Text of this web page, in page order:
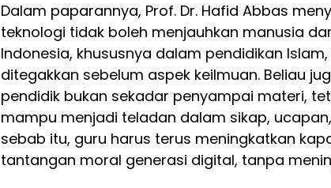
Dalam paparannya, Prof. Dr. Hafid Abbas
teknologi tidak boleh menjauhkan manusia
Indonesia, khususnya dalam pendidikan Islam,
ditegakkan sebelum aspek keilmuan. Beliau
pendidik bukan sekadar penyampai materi,
mampu menjadi teladan dalam sikap,
sebab itu, guru harus terus meningkatkan
tantangan moral generasi digital, tanpa